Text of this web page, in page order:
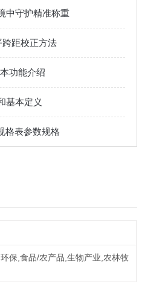
中守护精准称重
距校正方法
功能介绍
基本定义
格表参数规格
保,食品/农产品,生物产业,农林牧